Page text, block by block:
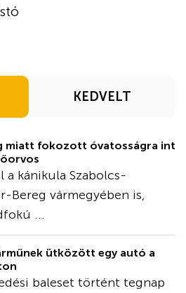
KEDVELT
miatt fokozott óvatosságra int
a kánikula Szabolcs-
Bereg vármegyében is,
...
ütközött egy autó a
baleset történt tegnap